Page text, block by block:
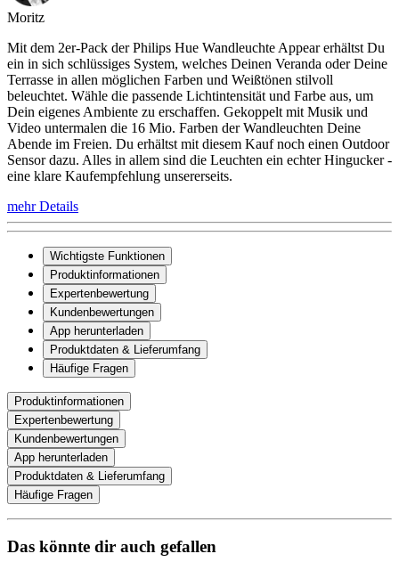
Moritz
Mit dem 2er-Pack der Philips Hue Wandleuchte Appear erhältst Du
ein in sich schlüssiges System, welches Deinen Veranda oder Deine
Terrasse in allen möglichen Farben und Weißtönen stilvoll
beleuchtet. Wähle die passende Lichtintensität und Farbe aus, um
Dein eigenes Ambiente zu erschaffen. Gekoppelt mit Musik und
Video untermalen die 16 Mio. Farben der Wandleuchten Deine
Abende im Freien. Du erhältst mit diesem Kauf noch einen Outdoor
Sensor dazu. Alles in allem sind die Leuchten ein echter Hingucker -
eine klare Kaufempfehlung unsererseits.
mehr Details
Wichtigste Funktionen
Produktinformationen
Expertenbewertung
Kundenbewertungen
App herunterladen
Produktdaten & Lieferumfang
Häufige Fragen
Produktinformationen
Expertenbewertung
Kundenbewertungen
App herunterladen
Produktdaten & Lieferumfang
Häufige Fragen
Das könnte dir auch gefallen